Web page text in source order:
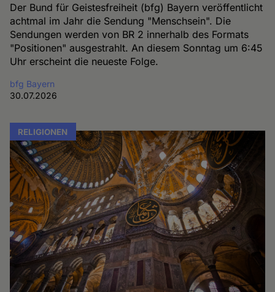
Der Bund für Geistesfreiheit (bfg) Bayern veröffentlicht
achtmal im Jahr die Sendung "Menschsein". Die
Sendungen werden von BR 2 innerhalb des Formats
"Positionen" ausgestrahlt. An diesem Sonntag um 6:45
Uhr erscheint die neueste Folge.
bfg Bayern
30.07.2026
RELIGIONEN